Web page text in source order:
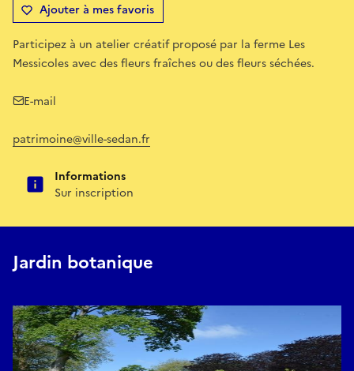
Ajouter à mes favoris
Participez à un atelier créatif proposé par la ferme Les
Messicoles avec des fleurs fraîches ou des fleurs séchées.
E-mail
patrimoine@ville-sedan.fr
Informations
Sur inscription
Jardin botanique